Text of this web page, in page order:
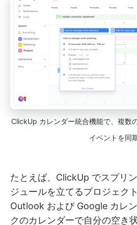
ClickUp カレンダー統合機能で、複数
イベントを同
たとえば、ClickUp でスプリ
ジュールを立てるプロジェク
Outlook および Google カレ
クのカレンダーで自分の空き